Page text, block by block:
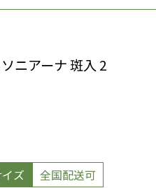
ニアーナ 斑入 2
ズ
全国配送可